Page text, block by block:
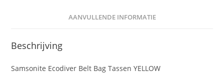
AANVULLENDE INFORMATIE
Beschrijving
Samsonite Ecodiver Belt Bag Tassen YELLOW